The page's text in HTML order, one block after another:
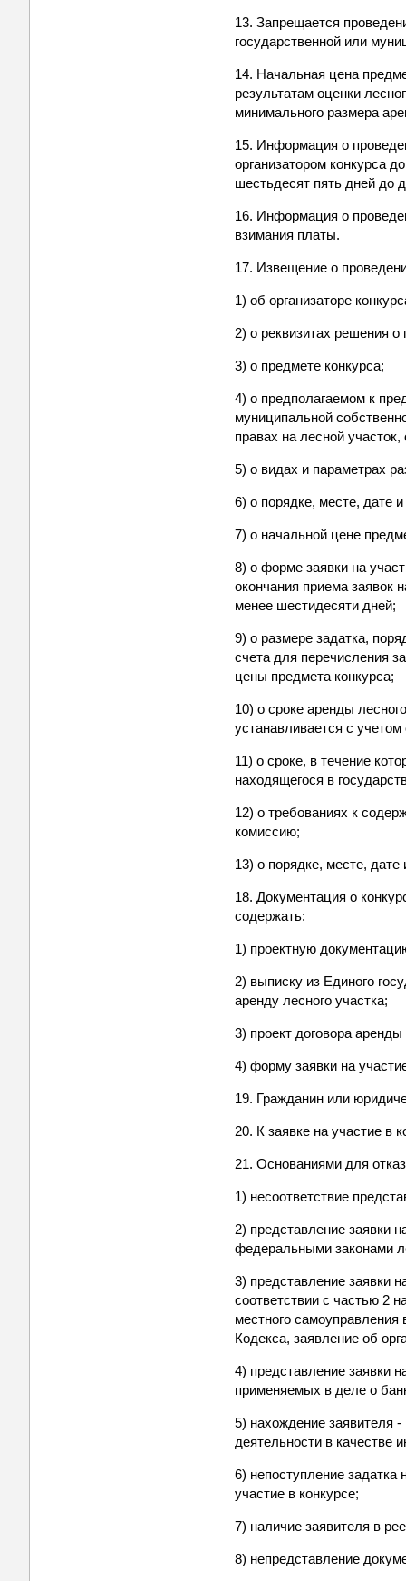
13. Запрещается
государственной или
14. Начальная цена
результатам оценки
минимального размера
15. Информация о
организатором конкурса
шестьдесят пять дней до
16. Информация о
взимания платы.
17. Извещение о
1) об организаторе
2) о реквизитах решения о
3) о предмете конкурса;
4) о предполагаемом к
муниципальной
правах на лесной
5) о видах и параметрах
6) о порядке, месте, дате
7) о начальной цене
8) о форме заявки на
окончания приема заявок
менее шестидесяти дней;
9) о размере задатка,
счета для перечисления
цены предмета конкурса;
10) о сроке аренды
устанавливается с
11) о сроке, в течение
находящегося в
12) о требованиях к
комиссию;
13) о порядке, месте,
18. Документация о
содержать:
1) проектную
2) выписку из Единого
аренду лесного участка;
3) проект договора аренды
4) форму заявки на
19. Гражданин или
20. К заявке на участие в
21. Основаниями для
1) несоответствие
2) представление заявки
федеральными законами
3) представление заявки
соответствии с частью 2
местного
Кодекса, заявление об
4) представление заявки
применяемых в деле о
5) нахождение заявителя
деятельности в качестве
6) непоступление задатка
участие в конкурсе;
7) наличие заявителя в
8) непредставление